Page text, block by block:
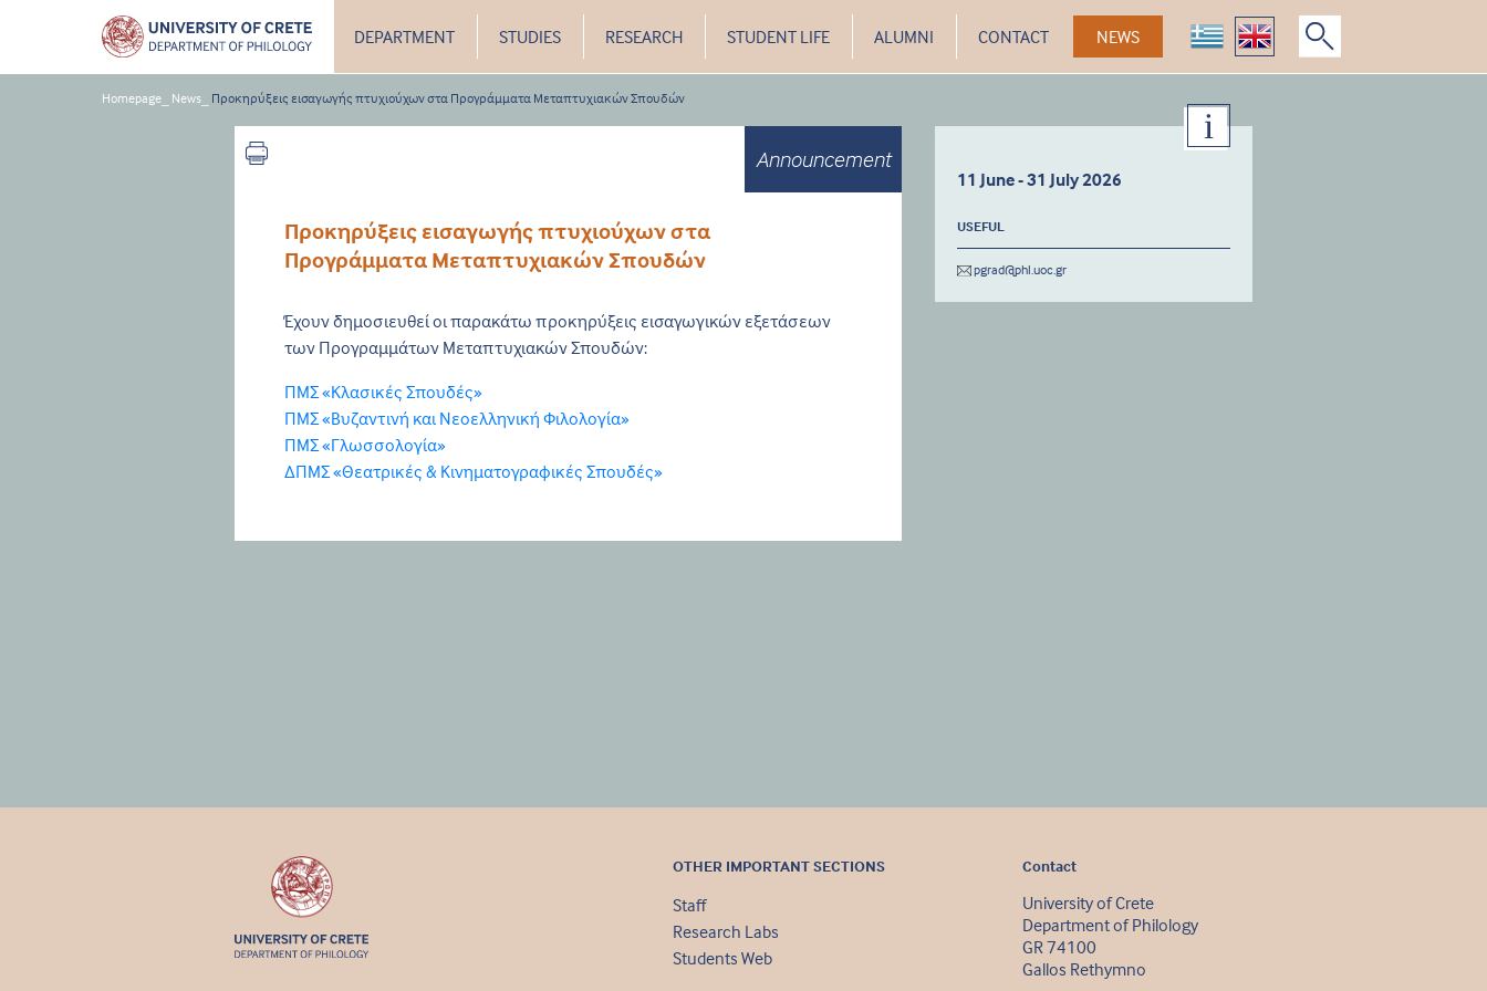
DEPARTMENT STUDIES RESEARCH STUDENT LIFE ALUMNI CONTACT NEWS
Homepage News Προκηρύξεις εισαγωγής πτυχιούχων στα Προγράμματα Μεταπτυχιακών Σπουδών
Announcement
Προκηρύξεις εισαγωγής πτυχιούχων στα
Προγράμματα Μεταπτυχιακών Σπουδών
Έχουν δημοσιευθεί οι παρακάτω προκηρύξεις εισαγωγικών εξετάσεων
των Προγραμμάτων Μεταπτυχιακών Σπουδών:
ΠΜΣ «Κλασικές Σπουδές»
ΠΜΣ «Βυζαντινή και Νεοελληνική Φιλολογία»
ΠΜΣ «Γλωσσολογία»
ΔΠΜΣ «Θεατρικές & Κινηματογραφικές Σπουδές»
11 June - 31 July 2026
USEFUL
pgrad@phl.uoc.gr
OTHER IMPORTANT SECTIONS
Staff
Research Labs
Students Web
Contact
University of Crete
Department of Philology
GR 74100
Gallos Rethymno